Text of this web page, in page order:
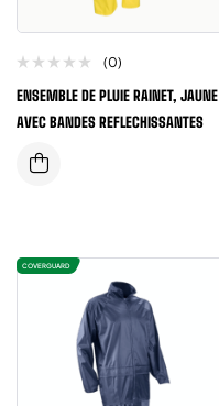
(0)
ENSEMBLE DE PLUIE RAINET, JAUNE
AVEC BANDES REFLECHISSANTES
COVERGUARD